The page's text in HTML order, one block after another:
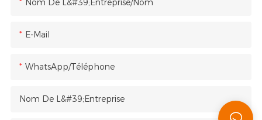
Nom De L&#39;entreprise/Nom
E-Mail
WhatsApp/Téléphone
Nom De L&#39;entreprise